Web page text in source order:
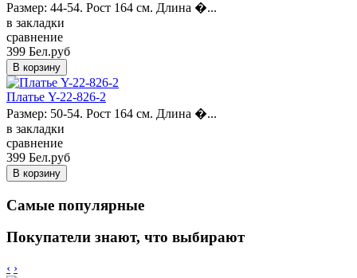
Размер: 44-54. Рост 164 см. Длина �...
в закладки
сравнение
399 Бел.руб
Платье Y-22-826-2
Размер: 50-54. Рост 164 см. Длина �...
в закладки
сравнение
399 Бел.руб
Самые популярные
Покупатели знают, что выбирают
‹ ›